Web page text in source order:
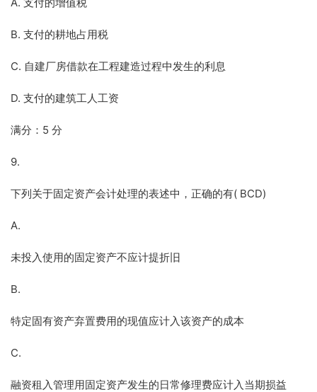
B. 支付的耕地占用税
C. 自建厂房借款在工程建造过程中发生的利息
D. 支付的建筑工人工资
满分：5 分
9.
下列关于固定资产会计处理的表述中，正确的有( BCD)
A.
未投入使用的固定资产不应计提折旧
B.
特定固有资产弃置费用的现值应计入该资产的成本
C.
融资租入管理用固定资产发生的日常修理费应计入当期损益